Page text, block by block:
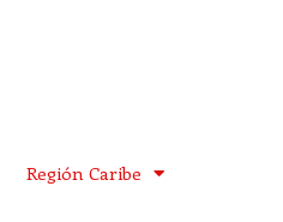
Región Caribe